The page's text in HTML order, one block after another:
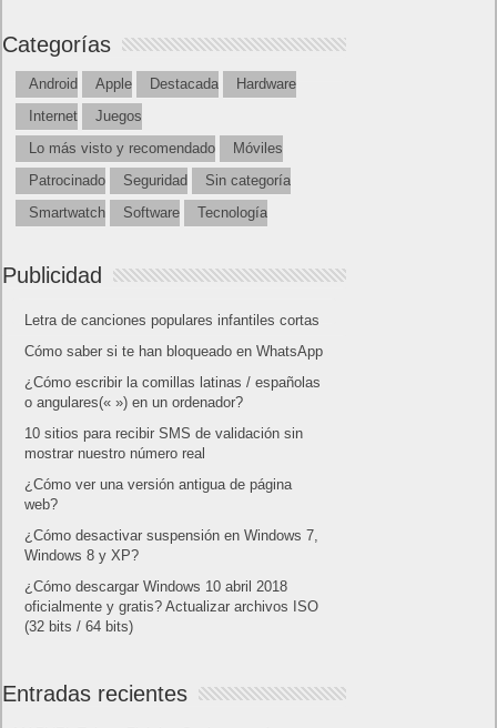
oficialmente y gratis? Actualizar archivos ISO
(32 bits / 64 bits)
Categorías
Android Apple
Destacada
Hardware
Internet
Juegos
Lo más visto y recomendado
Móviles
Smartwatch
Publicidad
Letra de canciones populares infantiles cortas
Cómo saber si te han bloqueado en WhatsApp
¿Cómo escribir la comillas latinas / españolas
o angulares(« ») en un ordenador?
10 sitios para recibir SMS de validación sin
mostrar nuestro número real
¿Cómo ver una versión antigua de página
web?
¿Cómo desactivar suspensión en Windows 7,
Windows 8 y XP?
oficialmente y gratis? Actualizar archivos ISO
(32 bits / 64 bits)